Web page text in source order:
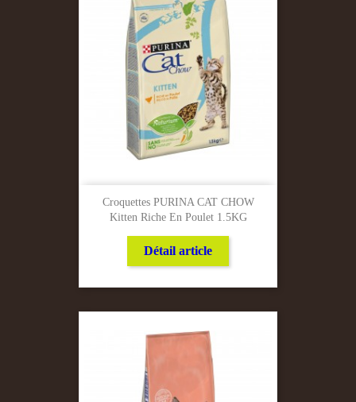
Croquettes PURINA CAT CHOW
Kitten Riche En Poulet 1.5KG
Détail article